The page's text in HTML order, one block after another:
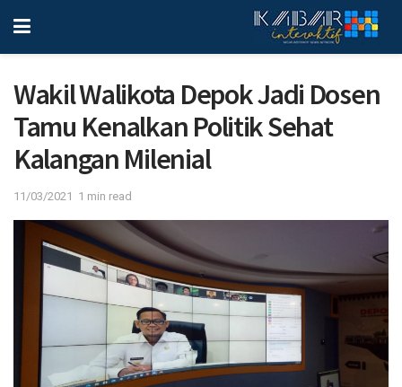
Wakil Walikota Depok Jadi Dosen
Tamu Kenalkan Politik Sehat
Kalangan Milenial
11/03/2021 1 min read